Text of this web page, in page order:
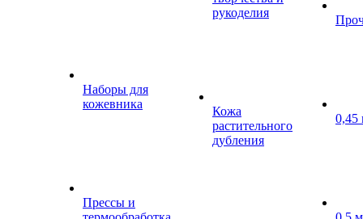
Наборы для
кожевника
Прессы и
рукоделия
Кожа
растительного
дубления
0,45